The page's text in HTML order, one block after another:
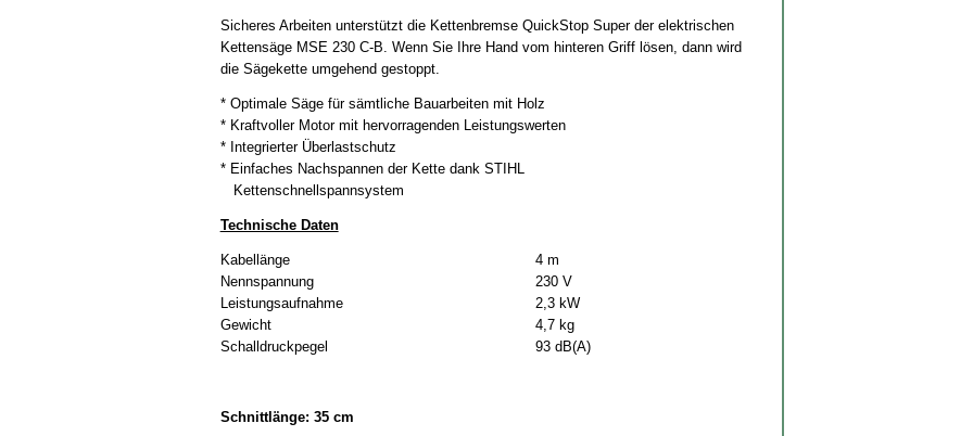
Sicheres Arbeiten unterstützt die Kettenbremse QuickStop Super der elektrischen
Kettensäge MSE 230 C-B. Wenn Sie Ihre Hand vom hinteren Griff lösen, dann wird
die Sägekette umgehend gestoppt.
* Optimale Säge für sämtliche Bauarbeiten mit Holz
* Kraftvoller Motor mit hervorragenden Leistungswerten
* Integrierter Überlastschutz
* Einfaches Nachspannen der Kette dank STIHL
Kettenschnellspannsystem
Technische Daten
Kabellänge
4 m
Nennspannung
230 V
Leistungsaufnahme
2,3 kW
Gewicht
4,7 kg
Schalldruckpegel
93 dB(A)
Schnittlänge: 35 cm